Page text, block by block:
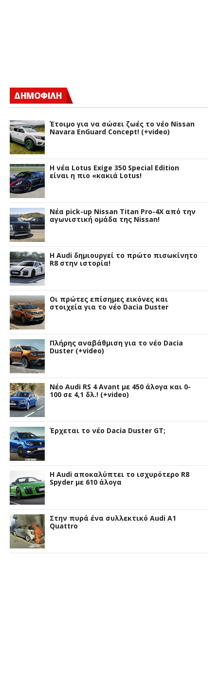
ΔΗΜΟΦΙΛΗ
Έτοιμο για να σώσει ζωές το νέο Nissan
Navara EnGuard Concept! (+video)
H νέα Lotus Exige 350 Special Edition
είναι η πιο «κακιά Lotus!
Νέα pick-up Nissan Titan Pro-4X από την
αγωνιστική ομάδα της Nissan!
Η Audi δημιουργεί το πρώτο πισωκίνητο
R8 στην ιστορία!
Οι πρώτες επίσημες εικόνες και
στοιχεία για το νέο Dacia Duster
Πλήρης αναβάθμιση για το νέο Dacia
Duster (+video)
Νέο Audi RS 4 Avant με 450 άλογα και 0-
100 σε 4,1 δλ.! (+video)
Έρχεται το νέο Dacia Duster GT;
Η Audi αποκαλύπτει το ισχυρότερο R8
Spyder με 610 άλογα
Στην πυρά ένα συλλεκτικό Audi A1
Quattro